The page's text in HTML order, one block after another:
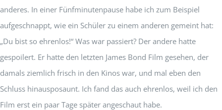
anderes. In einer Fünfminutenpause habe ich zum Beispiel
aufgeschnappt, wie ein Schüler zu einem anderen gemeint hat:
„Du bist so ehrenlos!“ Was war passiert? Der andere hatte
gespoilert. Er hatte den letzten James Bond Film gesehen, der
damals ziemlich frisch in den Kinos war, und mal eben den
Schluss hinausposaunt. Ich fand das auch ehrenlos, weil ich den
Film erst ein paar Tage später angeschaut habe.